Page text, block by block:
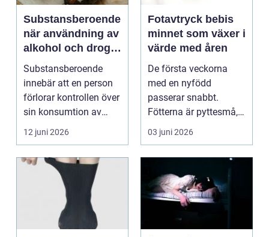
Substansberoende
när användning av
alkohol och droger
tar över vardagen
Substansberoende
innebär att en person
förlorar kontrollen över
sin konsumtion av
alkohol, läkemedel...
12 juni 2026
Fotavtryck bebis
minnet som växer i
värde med åren
De första veckorna
med en nyfödd
passerar snabbt.
Fötterna är pyttesmå,
huden är mjuk och
varje lite...
03 juni 2026